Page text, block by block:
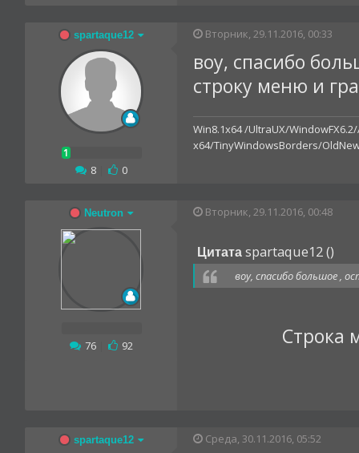
spartaque12
8 0
Вторник, 29.11.2016, 00:33
воу, спасибо
строку меню и
Win8.1x64 /UltraUX/
x64/TinyWindowsBorders/
Neutron
76 92
Вторник, 29.11.2016, 00:48
Цитата spartaque12()
воу, спасибо большое ,
Строка
spartaque12 Среда, 30.11.2016, 05:52